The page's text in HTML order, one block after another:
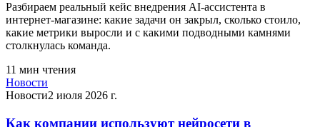
Разбираем реальный кейс внедрения AI-ассистента в
интернет-магазине: какие задачи он закрыл, сколько стоило,
какие метрики выросли и с какими подводными камнями
столкнулась команда.
11 мин чтения
Новости
Новости2 июля 2026 г.
Как компании используют нейросети в